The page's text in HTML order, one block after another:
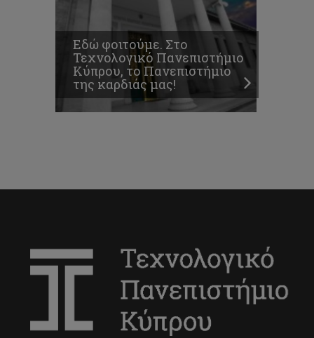
Εδώ φοιτούμε. Στο
Τεχνολογικό Πανεπιστήμιο
Κύπρου, το Πανεπιστήμιο
της καρδιάς μας!